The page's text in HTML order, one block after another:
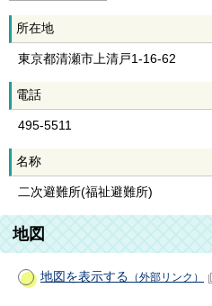
所在地
東京都清瀬市上清戸1-16-62
電話
495-5511
名称
二次避難所(福祉避難所)
地図
地図を表示する （外部リンク）